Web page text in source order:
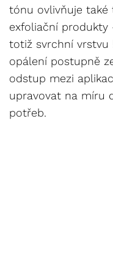
tónu ovlivňuje také
exfoliační produkty
totiž svrchní vrstvu
opálení postupně
odstup mezi
upravovat na míru
potřeb.